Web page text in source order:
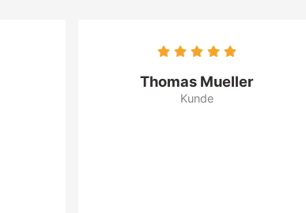
Thomas Mueller
Kunde